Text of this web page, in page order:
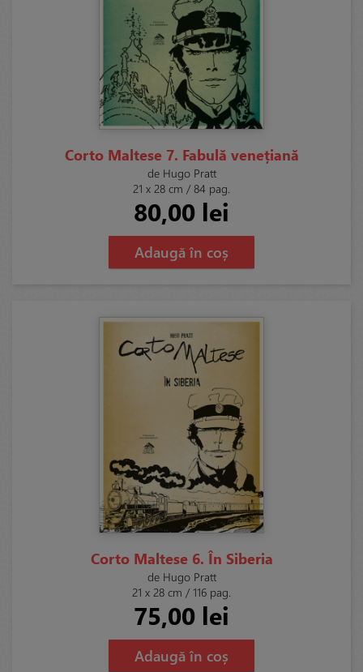
Corto Maltese 7. Fabulă venețiană
de Hugo Pratt
21 x 28 cm / 84 pag.
80,00 lei
Adaugă în coș
Corto Maltese 6. În Siberia
de Hugo Pratt
21 x 28 cm / 116 pag.
75,00 lei
Adaugă în coș